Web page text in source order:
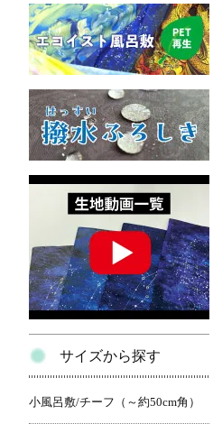
サイズから探す
小風呂敷/チーフ（～約50cm角）